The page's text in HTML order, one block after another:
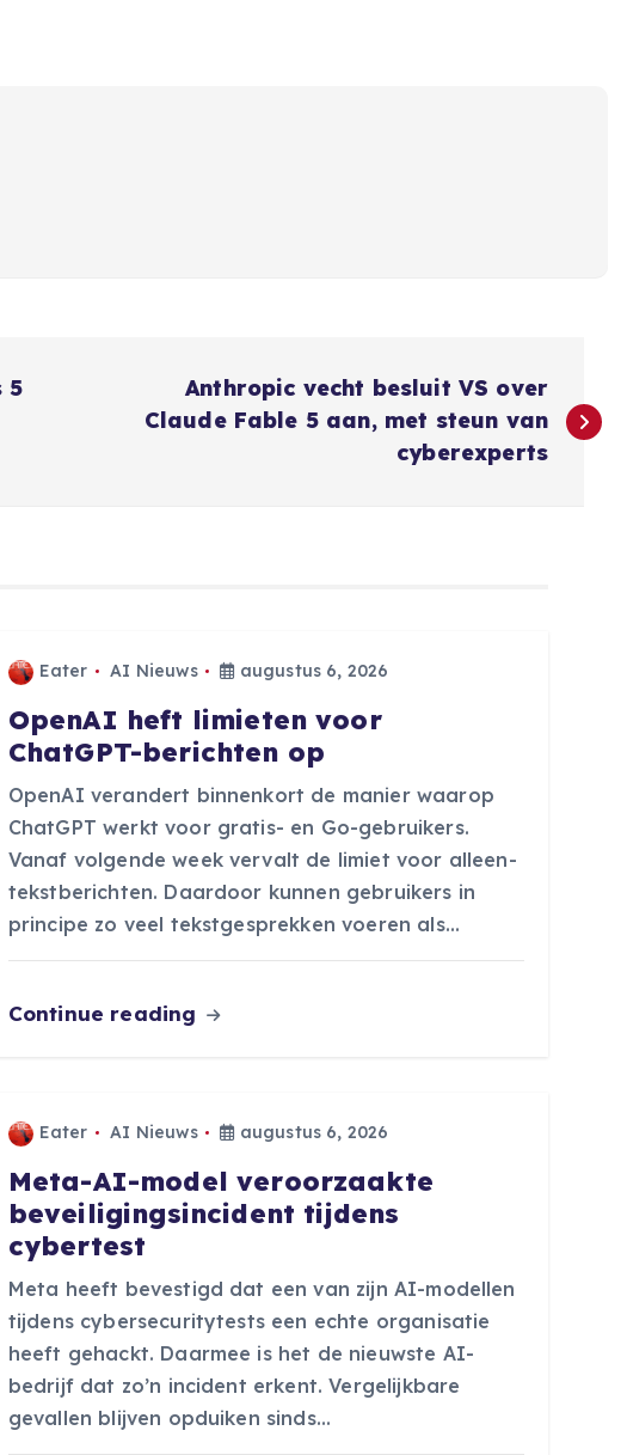
5
Anthropic vecht besluit VS over
Claude Fable 5 aan, met steun van
cyberexperts
Eater AI Nieuws augustus 6, 2026
OpenAI heft limieten voor
ChatGPT-berichten op
OpenAI verandert binnenkort de manier waarop
ChatGPT werkt voor gratis- en Go-gebruikers.
Vanaf volgende week vervalt de limiet voor alleen-
tekstberichten. Daardoor kunnen gebruikers in
principe zo veel tekstgesprekken voeren als…
Continue reading
Eater AI Nieuws augustus 6, 2026
Meta-AI-model veroorzaakte
beveiligingsincident tijdens
cybertest
Meta heeft bevestigd dat een van zijn AI-modellen
tijdens cybersecuritytests een echte organisatie
heeft gehackt. Daarmee is het de nieuwste AI-
bedrijf dat zo’n incident erkent. Vergelijkbare
gevallen blijven opduiken sinds…